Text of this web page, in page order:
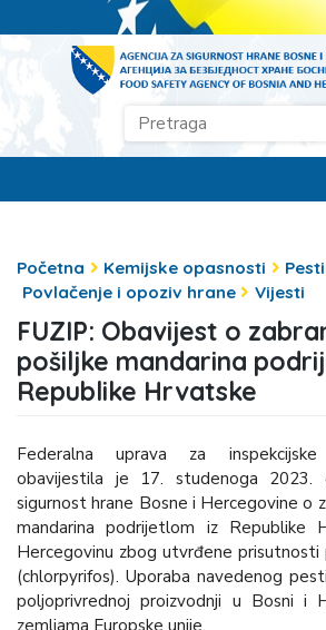
Početna Kemijske opasnosti
Povlačenje i opoziv hrane
Vijesti
FUZIP: Obavijest o
pošiljke mandarina
Republike Hrvatske
Federalna uprava za
obavijestila je 17. studenoga 2023.
sigurnost hrane Bosne i Hercegovine o
mandarina podrijetlom iz Republike
Hercegovinu zbog utvrđene prisutnosti
(chlorpyrifos). Uporaba navedenog
poljoprivrednoj proizvodnji u Bosni i
zemljama Europske unije.